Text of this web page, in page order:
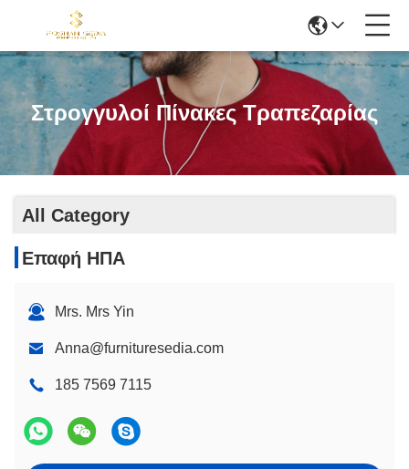
Στρογγυλοί Πίνακες Τραπεζαρίας
All Category
Επαφή ΗΠΑ
Mrs. Mrs Yin
Anna@furnituresedia.com
185 7569 7115